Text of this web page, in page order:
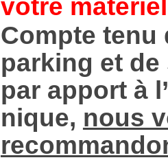
votre matériel
Compte tenu
parking et
par apport à
nique, nous